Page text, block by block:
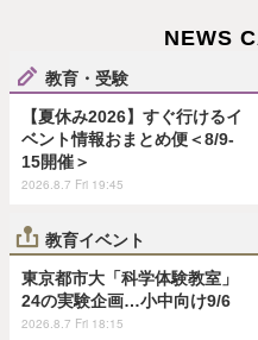
NEWS
教育・受験
【夏休み2026】すぐ行けるイ
ベント情報おまとめ便＜8/9-
15開催＞
2026.8.7 Fri 19:45
教育イベント
東京都市大「科学体験教室」
24の実験企画…小中向け9/6
2026.8.7 Fri 18:15